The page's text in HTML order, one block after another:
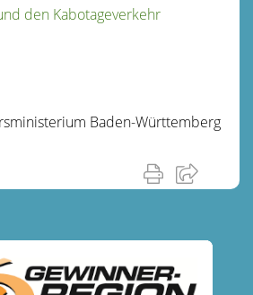
den Kabotageverkehr
Baden-Württemberg